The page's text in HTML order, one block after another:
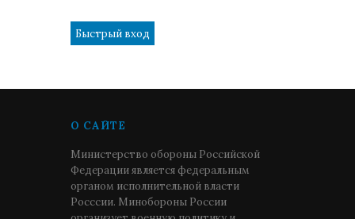
О САЙТЕ
Министерство обороны Российской
Федерации является федеральным
органом исполнительной власти
Росссии. Минобороны России